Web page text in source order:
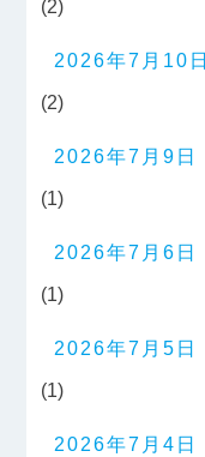
(2)
2026年7月10日
(2)
2026年7月9日
(1)
2026年7月6日
(1)
2026年7月5日
(1)
2026年7月4日